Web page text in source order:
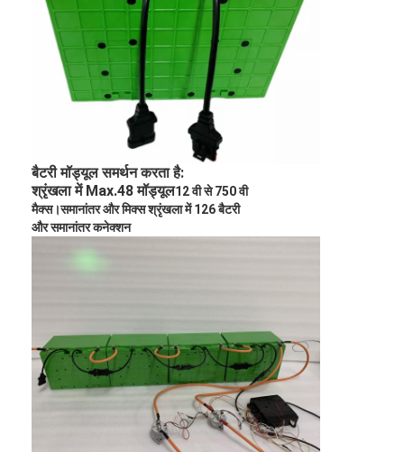
बैटरी मॉड्यूल समर्थन करता है:
श्रृंखला में Max.48 मॉड्यूल12 वी से 750 वी
मैक्स।समानांतर और मिक्स श्रृंखला में 126 बैटरी
और समानांतर कनेक्शन